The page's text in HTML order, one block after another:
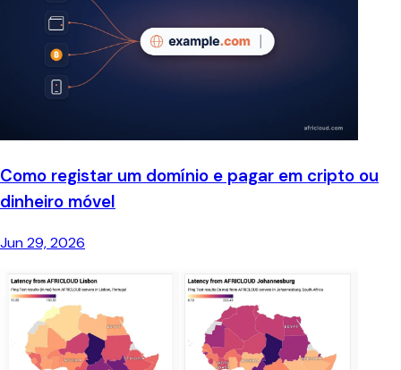
Como registar um domínio e pagar em cripto ou
dinheiro móvel
Jun 29, 2026